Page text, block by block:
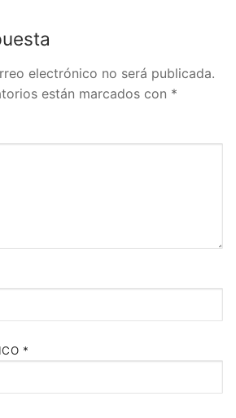
electrónico no será publicada.
están marcados con *
*